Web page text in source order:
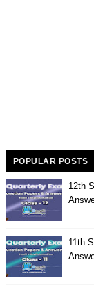
POPULAR POSTS
12th
11th